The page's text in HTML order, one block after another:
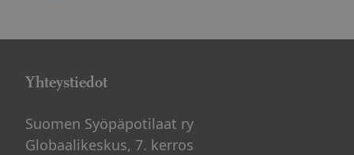
Yhteystiedot
Suomen Syöpäpotilaat ry
Globaalikeskus, 7. kerros